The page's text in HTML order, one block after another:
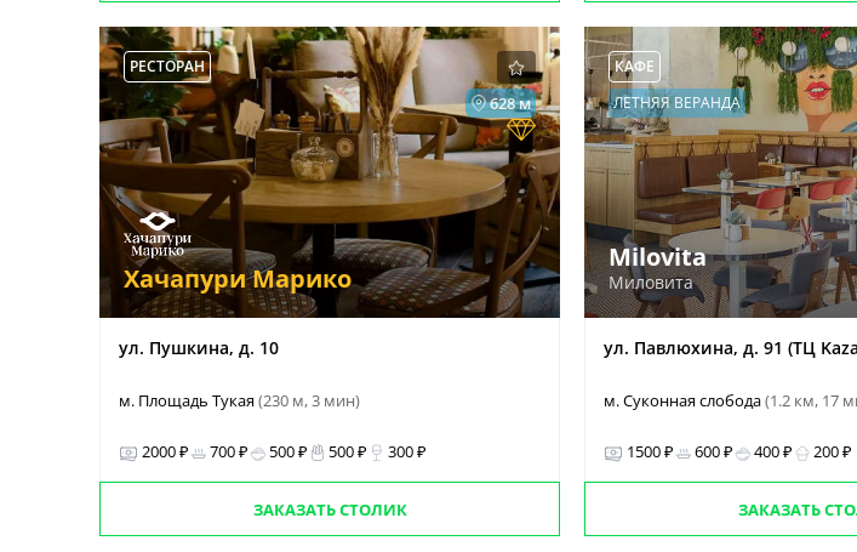
РЕСТОРАН
628 м
Хачапури Марико
ул. Пушкина, д. 10
м. Площадь Тукая(230 м, 3 мин)
2000 ₽ 700 ₽ 500 ₽ 500 ₽ 300 ₽
ЗАКАЗАТЬ СТОЛИК
КАФЕ
ЛЕТНЯЯ ВЕРАНДА
Milovita
Миловита
ул. Павлюхина, д. 91 (ТЦ
м. Суконная слобода(1.2 км, 17
1500 ₽ 600 ₽ 400 ₽ 200 ₽
ЗАКАЗАТЬ